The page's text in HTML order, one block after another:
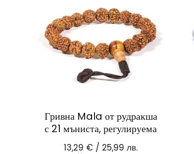
Гривна Mala от рудракша
с 21 мъниста, регулируема
13,29 € / 25,99 лв.